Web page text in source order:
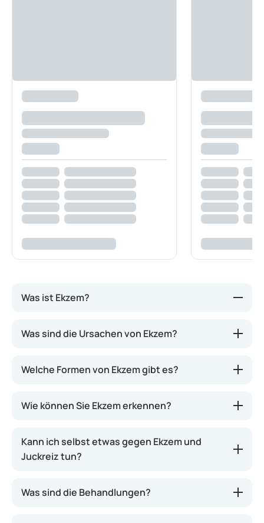
Was ist Ekzem?
Hauterkrankung, die durch eine
Dadurch entstehen rote, schuppige Areale,
Mitunter ist der Ausschlag auch nässend. Ekzem
Was sind die Ursachen von Ekzem?
Welche Formen von Ekzem gibt es?
Wie können Sie Ekzem erkennen?
Kann ich selbst etwas gegen Ekzem und
Juckreiz tun?
Was sind die Behandlungen?